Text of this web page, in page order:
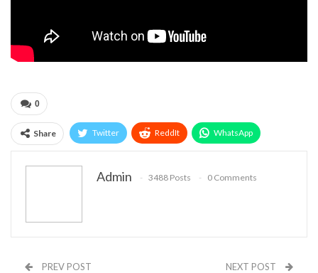
0
Share Twitter ReddIt WhatsApp
Admin 3488 Posts 0 Comments
PREV POST NEXT POST